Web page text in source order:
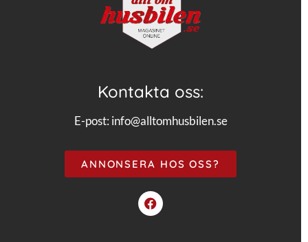
Kontakta oss:
E-post: info@alltomhusbilen.se
ANNONSERA HOS OSS?